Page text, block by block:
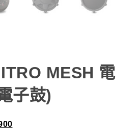
MESH 電
子鼓)